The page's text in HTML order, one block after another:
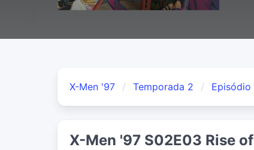
X-Men '97 Temporada 2 Episódio
X-Men '97 S02E03 Rise